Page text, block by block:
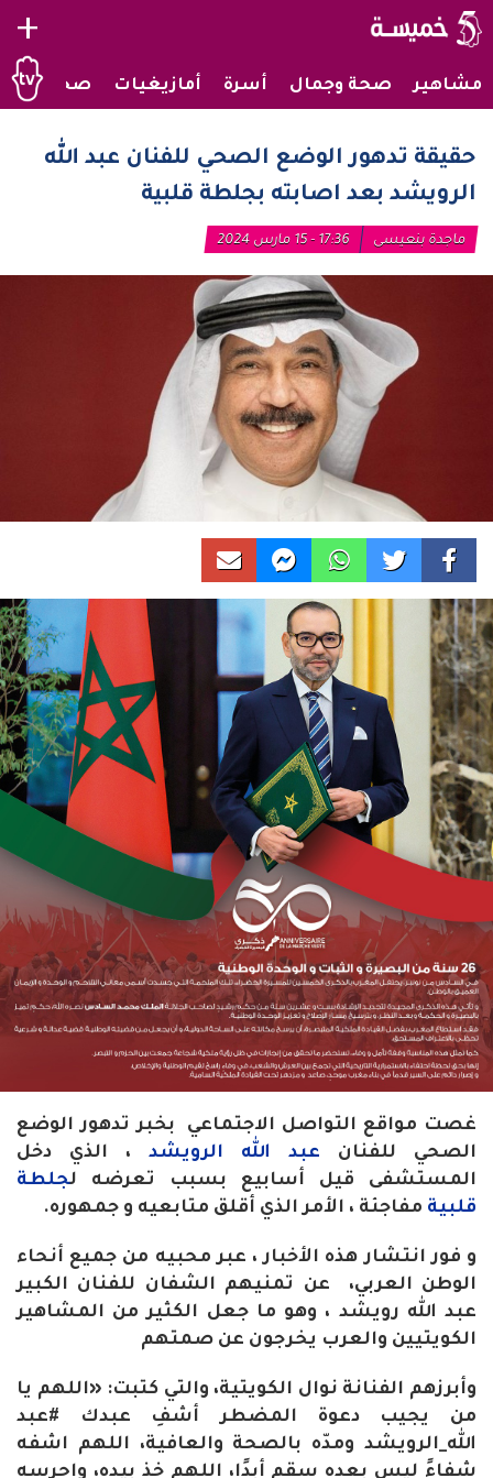
+
مشاهير صحة وجمال أسرة أمازيغيات صحراويات
حقيقة تدهور الوضع الصحي للفنان عبد الله
الرويشد بعد اصابته بجلطة قلبية
ماجدة بنعيسى 17:36 - 15 مارس 2024
غصت مواقع التواصل الاجتماعي بخبر تدهور الوضع
الصحي للفنان عبد الله الرويشد ، الذي دخل
المستشفى قيل أسابيع بسبب تعرضه لجلطة
قلبية مفاجئة ، الأمر الذي أقلق متابعيه و جمهوره.
و فور انتشار هذه الأخبار ، عبر محبيه من جميع أنحاء
الوطن العربي، عن تمنيهم الشفان للفنان الكبير
عبد الله رويشد ، وهو ما جعل الكثير من المشاهير
الكويتيين والعرب يخرجون عن صمتهم
وأبرزهم الفنانة نوال الكويتية، والتي كتبت: «اللهم يا
من يجيب دعوة المضطر أشفِ عبدك #عبد
الله_الرويشد ومدّه بالصحة والعافية، اللهم اشفه
شفاءً ليس بعده سقم أبدًا، اللهم خذ بيده، واحرسه